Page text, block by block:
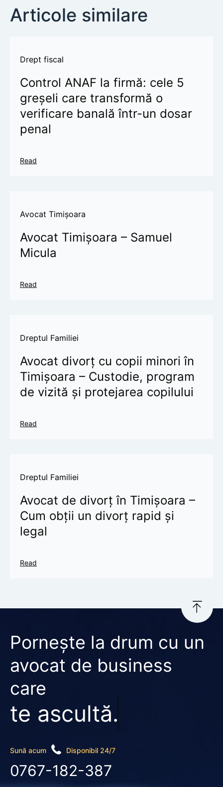
Articole similare
Drept fiscal
Control ANAF la firmă: cele 5
greșeli care transformă o
verificare banală într-un dosar
penal
Read
Avocat Timișoara
Avocat Timișoara – Samuel
Micula
Read
Dreptul Familiei
Avocat divorț cu copii minori în
Timișoara – Custodie, program
de vizită și protejarea copilului
Read
Dreptul Familiei
Avocat de divorț în Timișoara –
Cum obții un divorț rapid și
legal
Read
Pornește la drum cu un
avocat de business
care
te ascultă.
Sună acum Disponibil 24/7
0767-182-387